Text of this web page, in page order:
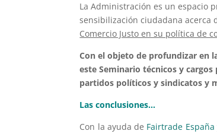
La Administración es un espacio
sensibilización ciudadana acerca
Comercio Justo en su política de
Con el objeto de profundizar en
este Seminario técnicos y
partidos políticos y sindicatos y
Las conclusiones…
Con la ayuda de Fairtrade España